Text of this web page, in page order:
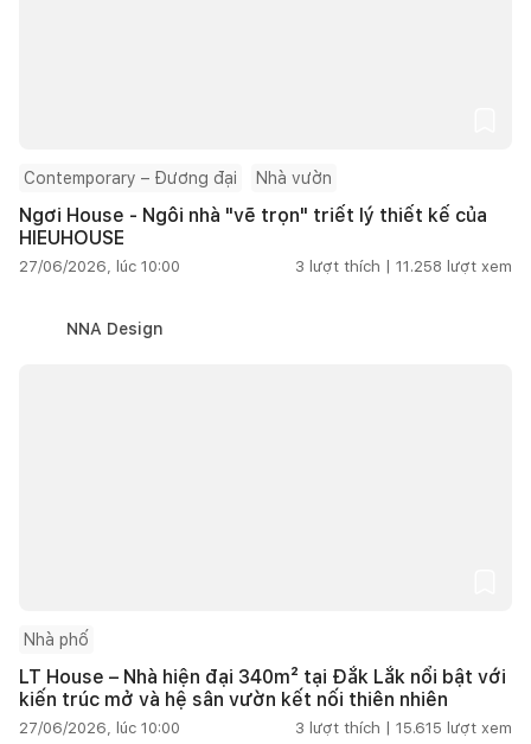
Contemporary – Đương đại Nhà vườn
Ngơi House - Ngôi nhà "vẽ trọn" triết lý thiết kế của
HIEUHOUSE
27/06/2026, lúc 10:00 3 lượt thích | 11.258 lượt xem
NNA Design
Nhà phố
LT House – Nhà hiện đại 340m² tại Đắk Lắk nổi bật với
kiến trúc mở và hệ sân vườn kết nối thiên nhiên
27/06/2026, lúc 10:00 3 lượt thích | 15.615 lượt xem